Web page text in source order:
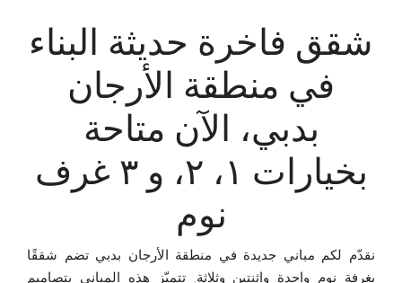
شقق فاخرة حديثة البناء
في منطقة الأرجان
بدبي، الآن متاحة
بخيارات ١، ٢، و ٣ غرف
نوم
نقدّم لكم مباني جديدة في منطقة الأرجان بدبي تضم شققًا
بغرفة نوم واحدة واثنتين وثلاثة. تتميّز هذه المباني بتصاميم